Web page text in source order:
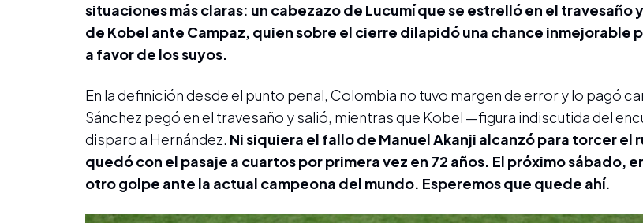
situaciones más claras: un cabezazo de Lucumí que se estrelló en el travesaño
de Kobel ante Campaz, quien sobre el cierre dilapidó una chance inmejorable
a favor de los suyos.
En la definición desde el punto penal, Colombia no tuvo margen de error y lo pagó
Sánchez pegó en el travesaño y salió, mientras que Kobel —figura indiscutida del
disparo a Hernández. Ni siquiera el fallo de Manuel Akanji alcanzó para torcer el
quedó con el pasaje a cuartos por primera vez en 72 años. El próximo sábado,
otro golpe ante la actual campeona del mundo. Esperemos que quede ahí.